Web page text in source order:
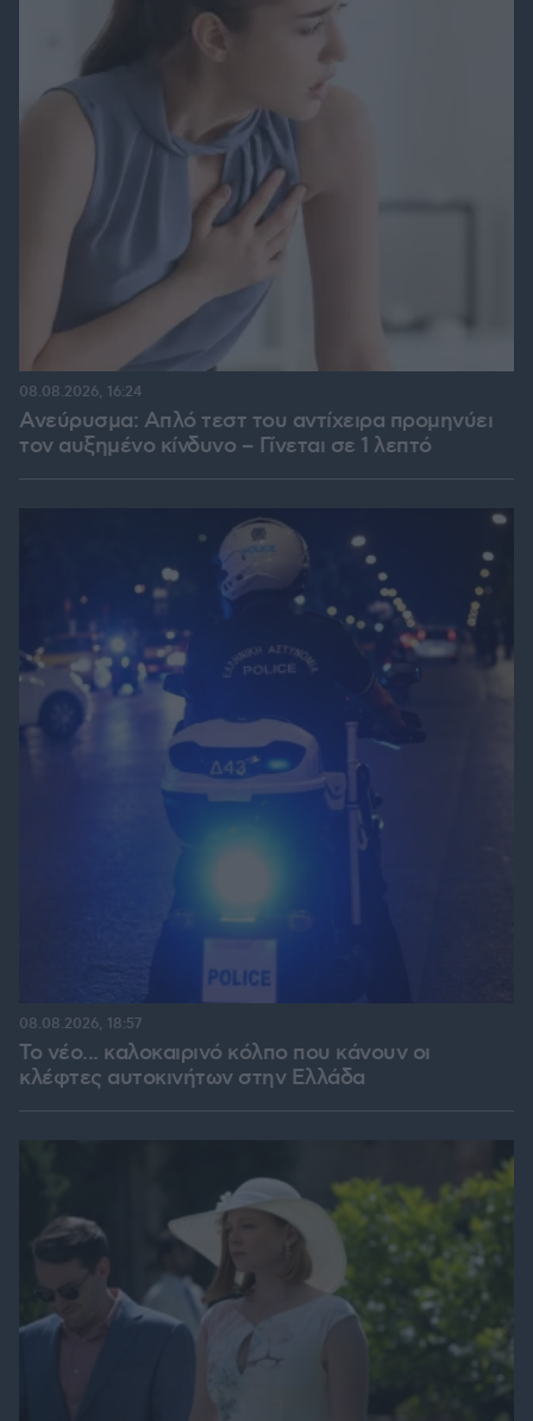
Ανεύρυσμα: Απλό τεστ του αντίχειρα προμηνύει
τον αυξημένο κίνδυνο – Γίνεται σε 1 λεπτό
08.08.2026, 16:24
Το νέο... καλοκαιρινό κόλπο που κάνουν οι
κλέφτες αυτοκινήτων στην Ελλάδα
08.08.2026, 18:57